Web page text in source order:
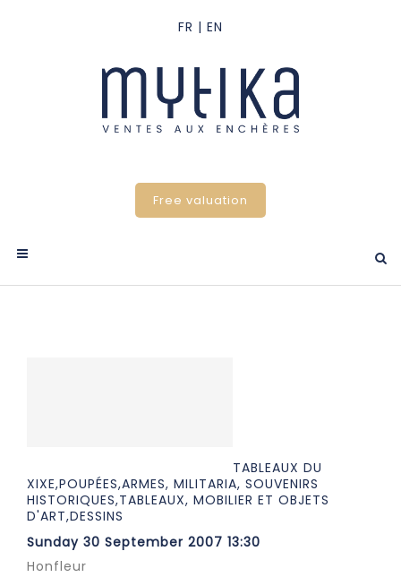
Free valuation
TABLEAUX DU
XIXE,POUPÉES,ARMES, MILITARIA, SOUVENIRS
HISTORIQUES,TABLEAUX, MOBILIER ET OBJETS
D'ART,DESSINS
Sunday 30 September 2007 13:30
Honfleur